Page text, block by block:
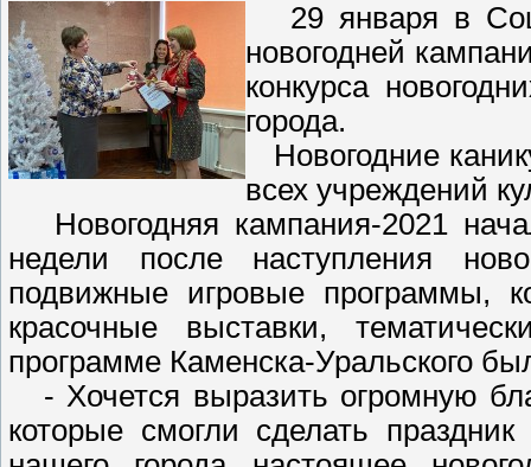
29 января в
новогодней
конкурса
города.
Новогодние
всех учреждений
Новогодняя кампания-2021
недели после наступления
подвижные игровые программы,
красочные выставки,
программе Каменска-Уральского
- Хочется выразить огромную
которые смогли сделать